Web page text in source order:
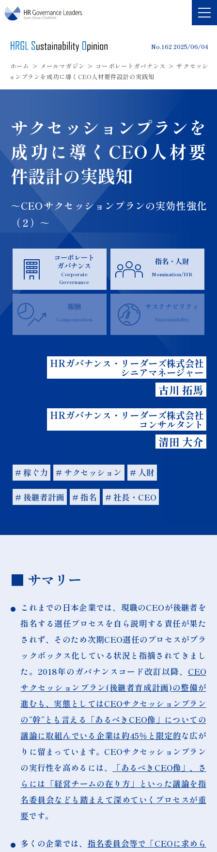
HRガバナンス・リーダーズ
No.162 2025/06/04
ホーム > メールマガジン > コーポレートガバナンス > サクセッシ
ョンプランを成功に導くCEO人材要件設計の実践知
サクセッションプランを
成功に導くCEO人材要
件設計の実践知
～CEOサクセッションプランの実効性強化
（２）～
コーポレート
ガバナンス
Corporate
Governance
指名・人財
Nomination/HR
報酬
Compensation
サステナビリティ
Sustainability
HRガバナンス・リーダーズ株式会社
シニアマネージャー
古川 拓馬
HRガバナンス・リーダーズ株式会社
コンサルタント
清田 大介
# 稼ぐ力 # サクセッション # 人財
# 後継者計画 # 指名 # 社長・CEO
■ サマリー
これまでの日本企業では、現職のCEOが後継者を
指名する選任プロセスを自ら説明する責任が果た
されず、そのため次期CEO選任のプロセスがブラ
ックボックス化している状況と指摘されてきまし
た。2018年のガバナンスコード改訂以降、 CEO
サクセッションプラン(後継者育成計画)の整備が
進むも、実態としてはCEOサクセッションプラン
の“幹”とも言える「あるべきCEO像」についての
議論に取組んでいる企業は約45％と限定的な広が
りに留まっています。CEOサクセッションプラン
の実行性を高めるには、
「あるべきCEO像」、さ
らには「経営チームの在り方」といった議論を指
名委員会なども踏まえて深めていくプロセスが重
要です。
多くの企業では、 指名委員会等で「CEOに求めら